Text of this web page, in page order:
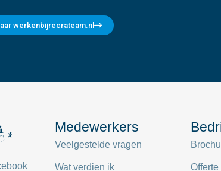
werkenbijrecrateam.nl
Medewerkers
Veelgestelde vragen
Wat verdien ik